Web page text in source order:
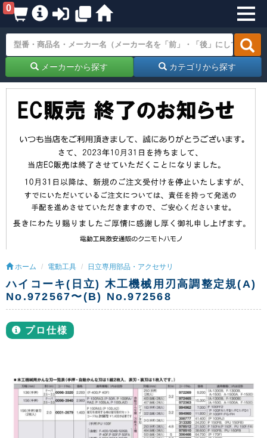
0
メーカーから探す カテゴリから探す
ホーム 電動工具 日立専用部品・アクセサリ
ハイコーキ(日立) 木工機械用刃高調整定規(A)
No.972567〜(B) No.972568
プロ仕様